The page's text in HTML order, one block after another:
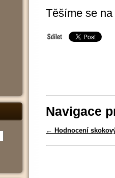
Těšíme se
Navigace
← Hodnocení